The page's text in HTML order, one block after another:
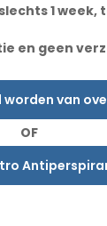
1 week,
en geen
worden van
OF